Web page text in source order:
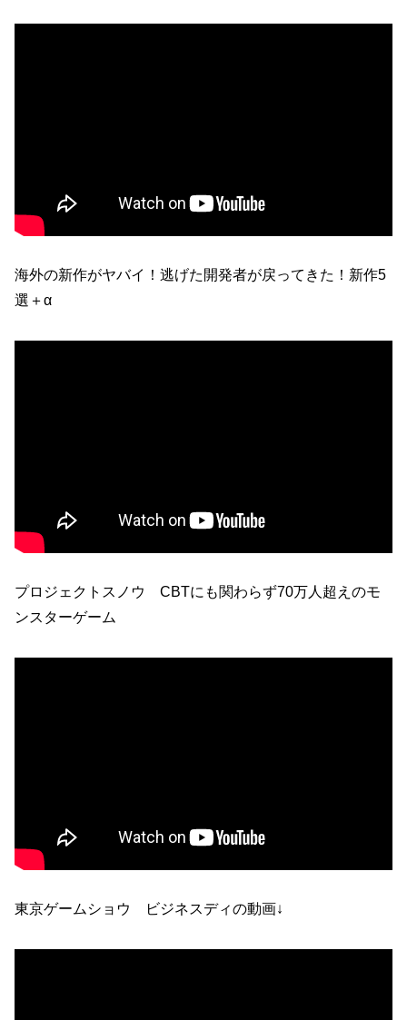
海外の新作がヤバイ！逃げた開発者が戻ってきた！新作5
選＋α
プロジェクトスノウ CBTにも関わらず70万人超えのモ
ンスターゲーム
東京ゲームショウ ビジネスディの動画↓